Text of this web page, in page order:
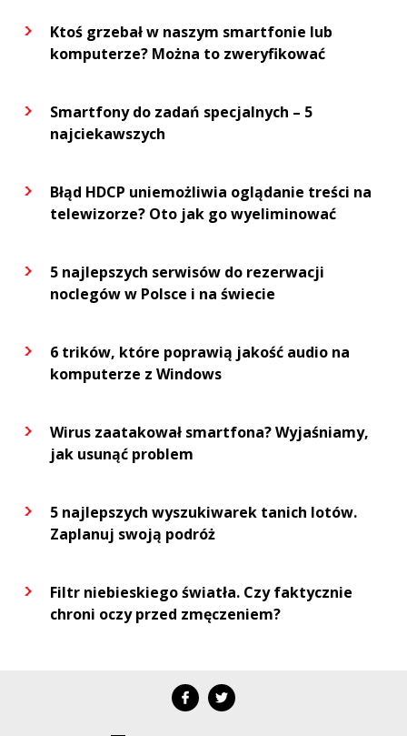
Ktoś grzebał w naszym smartfonie lub
komputerze? Można to zweryfikować
Smartfony do zadań specjalnych – 5
najciekawszych
Błąd HDCP uniemożliwia oglądanie treści na
telewizorze? Oto jak go wyeliminować
5 najlepszych serwisów do rezerwacji
noclegów w Polsce i na świecie
6 trików, które poprawią jakość audio na
komputerze z Windows
Wirus zaatakował smartfona? Wyjaśniamy,
jak usunąć problem
5 najlepszych wyszukiwarek tanich lotów.
Zaplanuj swoją podróż
Filtr niebieskiego światła. Czy faktycznie
chroni oczy przed zmęczeniem?